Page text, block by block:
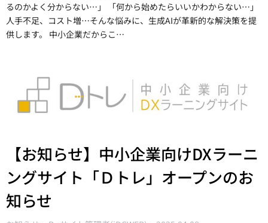
るのかよく分からない…」 「何から始めたらいいかわからない…」
人手不足、コスト増…そんな悩みに、生成AIが革新的な解決策を提
供します。 中小企業だからこ…
【お知らせ】中小企業向けDXラーニ
ングサイト「Ｄトレ」オープンのお
知らせ